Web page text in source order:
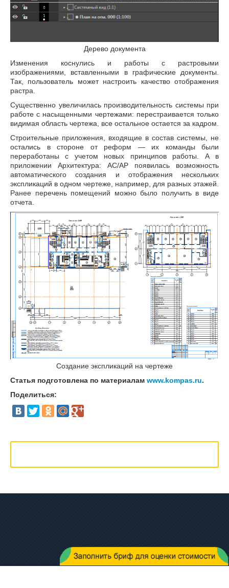
Дерево документа
Изменения коснулись и работы с растровыми
изображениями, вставленными в графические документы.
Так, пользователь может настроить качество отображения
растра.
Существенно увеличилась производительность системы при
работе с насыщенными чертежами: перестраивается только
видимая область чертежа, все остальное остается за кадром.
Строительные приложения, входящие в состав системы, не
остались в стороне от реформ — их команды были
переработаны с учетом новых принципов работы. А в
приложении Архитектура: АС/АР появилась возможность
автоматического создания и отображения нескольких
экспликаций в одном чертеже, например, для разных этажей.
Ранее перечень помещений можно было получить в виде
отчета.
Создание экспликаций на чертеже
Статья подготовлена по материалам www.kompas.ru.
Поделиться: